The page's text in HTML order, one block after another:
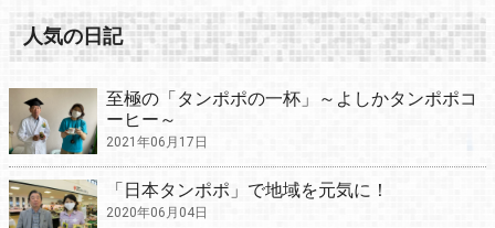
人気の日記
至極の「タンポポの一杯」～よしかタンポポコ
ーヒー～
2021年06月17日
「日本タンポポ」で地域を元気に！
2020年06月04日